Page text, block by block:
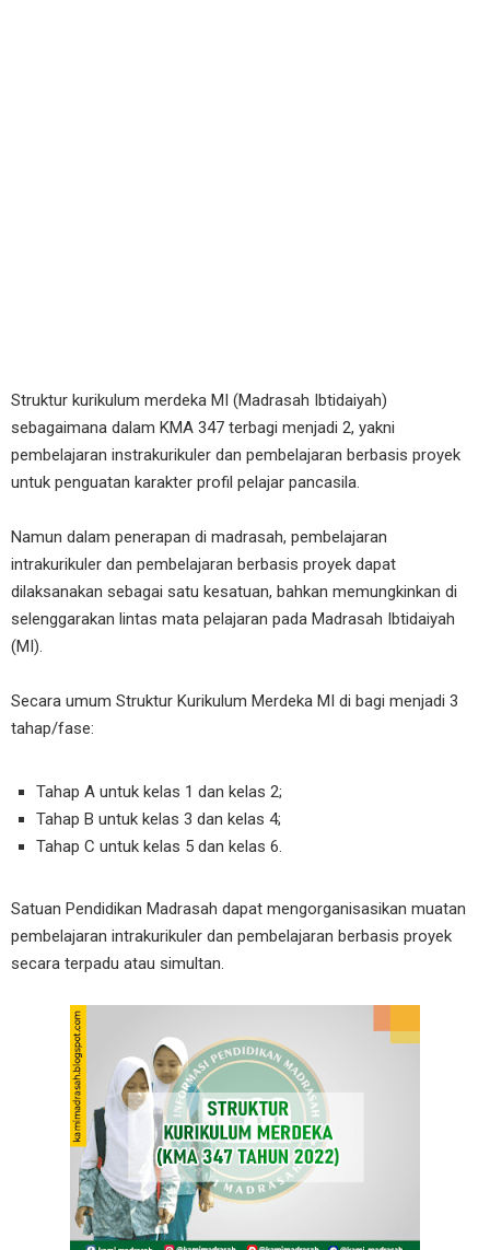
Struktur kurikulum merdeka MI (Madrasah Ibtidaiyah)
sebagaimana dalam KMA 347 terbagi menjadi 2, yakni
pembelajaran instrakurikuler dan pembelajaran berbasis proyek
untuk penguatan karakter profil pelajar pancasila.
Namun dalam penerapan di madrasah, pembelajaran
intrakurikuler dan pembelajaran berbasis proyek dapat
dilaksanakan sebagai satu kesatuan, bahkan memungkinkan di
selenggarakan lintas mata pelajaran pada Madrasah Ibtidaiyah
(MI).
Secara umum Struktur Kurikulum Merdeka MI di bagi menjadi 3
tahap/fase:
Tahap A untuk kelas 1 dan kelas 2;
Tahap B untuk kelas 3 dan kelas 4;
Tahap C untuk kelas 5 dan kelas 6.
Satuan Pendidikan Madrasah dapat mengorganisasikan muatan
pembelajaran intrakurikuler dan pembelajaran berbasis proyek
secara terpadu atau simultan.